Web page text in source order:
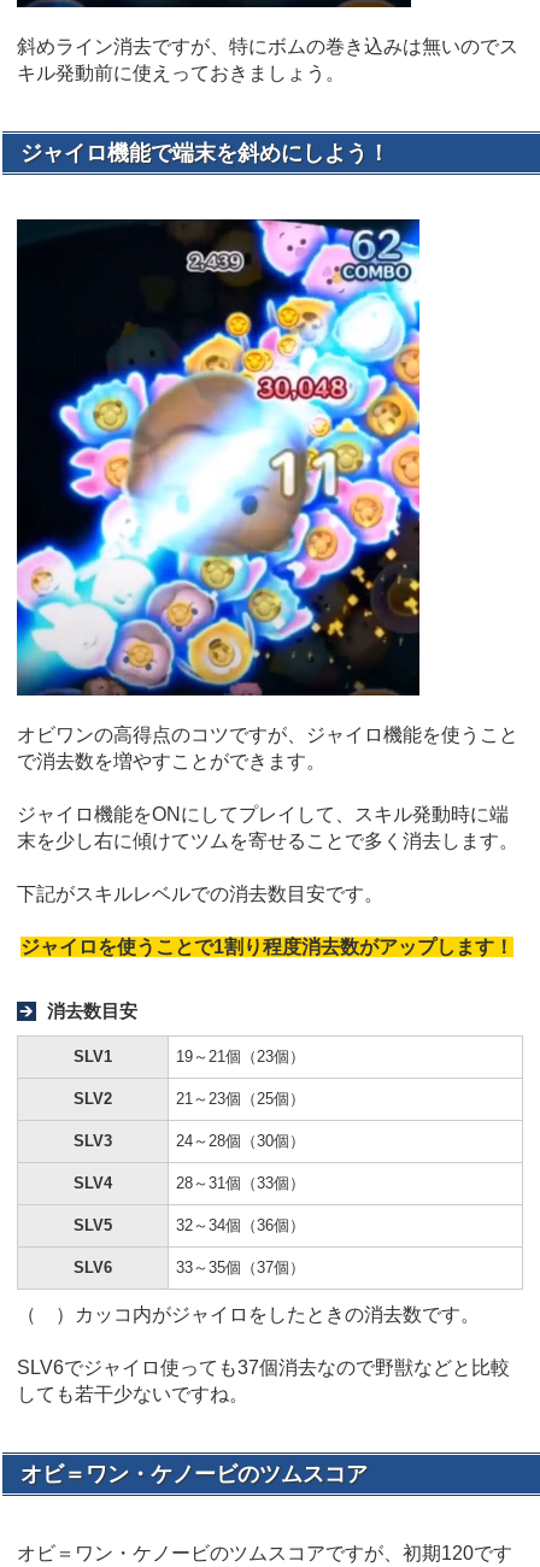
斜めライン消去ですが、特にボムの巻き込みは無いのでス
キル発動前に使えっておきましょう。
ジャイロ機能で端末を斜めにしよう！
オビワンの高得点のコツですが、ジャイロ機能を使うこと
で消去数を増やすことができます。
ジャイロ機能をONにしてプレイして、スキル発動時に端
末を少し右に傾けてツムを寄せることで多く消去します。
下記がスキルレベルでの消去数目安です。
ジャイロを使うことで1割り程度消去数がアップします！
消去数目安
SLV1 19～21個（23個）
SLV2 21～23個（25個）
SLV3 24～28個（30個）
SLV4 28～31個（33個）
SLV5 32～34個（36個）
SLV6 33～35個（37個）
（ ）カッコ内がジャイロをしたときの消去数です。
SLV6でジャイロ使っても37個消去なので野獣などと比較
しても若干少ないですね。
オビ＝ワン・ケノービのツムスコア
オビ＝ワン・ケノービのツムスコアですが、初期120です